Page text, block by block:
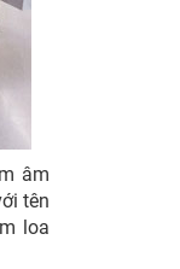
âm
tên
loa